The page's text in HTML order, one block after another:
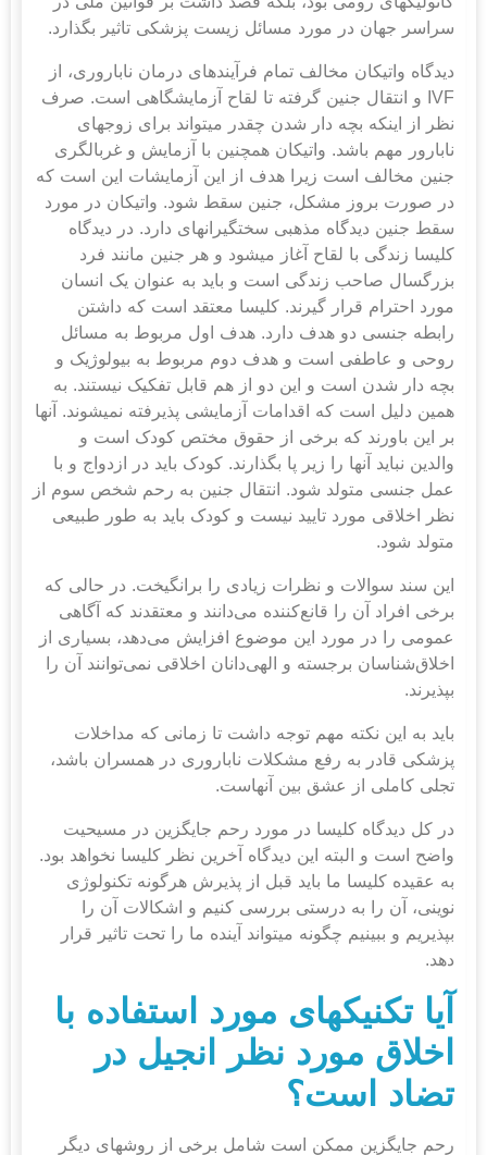
سراسر جهان در مورد مسائل زیست پزشکی تاثیر بگذارد.
دیدگاه واتیکان مخالف تمام فرآیندهای درمان ناباروری، از
IVF و انتقال جنین گرفته تا لقاح آزمایشگاهی است. صرف
نظر از اینکه بچه دار شدن چقدر می‎تواند برای زوج‎های
نابارور مهم باشد. واتیکان همچنین با آزمایش و غربالگری
جنین مخالف است زیرا هدف از این آزمایشات این است که
در صورت بروز مشکل، جنین سقط شود. واتیکان در مورد
سقط جنین دیدگاه مذهبی سخت‎گیرانه‎ای دارد. در دیدگاه
کلیسا زندگی با لقاح آغاز می‎شود و هر جنین مانند فرد
بزرگسال صاحب زندگی است و باید به عنوان یک انسان
مورد احترام قرار گیرند. کلیسا معتقد است که داشتن
رابطه جنسی دو هدف دارد. هدف اول مربوط به مسائل
روحی و عاطفی است و هدف دوم مربوط به بیولوژیک و
بچه دار شدن است و این دو از هم قابل تفکیک نیستند. به
همین دلیل است که اقدامات آزمایشی پذیرفته نمی‎شوند. آنها
بر این باورند که برخی از حقوق مختص کودک است و
والدین نباید آنها را زیر پا بگذارند. کودک باید در ازدواج و با
عمل جنسی متولد شود. انتقال جنین به رحم شخص سوم از
نظر اخلاقی مورد تایید نیست و کودک باید به طور طبیعی
متولد شود.
این سند سوالات و نظرات زیادی را برانگیخت. در حالی که
برخی افراد آن را قانع‌کننده می‌دانند و معتقدند که آگاهی
عمومی را در مورد این موضوع افزایش می‌دهد، بسیاری از
اخلاق‌شناسان برجسته و الهی‌دانان اخلاقی نمی‌توانند آن را
بپذیرند.
باید به این نکته مهم توجه داشت تا زمانی که مداخلات
پزشکی قادر به رفع مشکلات ناباروری در همسران باشد،
تجلی کاملی از عشق بین آنهاست.
در کل دیدگاه کلیسا در مورد رحم جایگزین در مسیحیت
واضح است و البته این دیدگاه آخرین نظر کلیسا نخواهد بود.
به عقیده کلیسا ما باید قبل از پذیرش هرگونه تکنولوژی
نوینی، آن را به درستی بررسی کنیم و اشکالات آن را
بپذیریم و ببینیم چگونه می‎تواند آینده ما را تحت تاثیر قرار
دهد.
آیا تکنیکهای مورد استفاده با
اخلاق مورد نظر انجیل در
تضاد است؟
رحم جایگزین ممکن است شامل برخی از روش‎های دیگر